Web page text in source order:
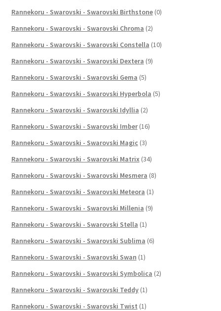
Rannekoru - Swarovski - Swarovski Birthstone (0)
Rannekoru - Swarovski - Swarovski Chroma (2)
Rannekoru - Swarovski - Swarovski Constella (10)
Rannekoru - Swarovski - Swarovski Dextera (9)
Rannekoru - Swarovski - Swarovski Gema (5)
Rannekoru - Swarovski - Swarovski Hyperbola (5)
Rannekoru - Swarovski - Swarovski Idyllia (2)
Rannekoru - Swarovski - Swarovski Imber (16)
Rannekoru - Swarovski - Swarovski Magic (3)
Rannekoru - Swarovski - Swarovski Matrix (34)
Rannekoru - Swarovski - Swarovski Mesmera (8)
Rannekoru - Swarovski - Swarovski Meteora (1)
Rannekoru - Swarovski - Swarovski Millenia (9)
Rannekoru - Swarovski - Swarovski Stella (1)
Rannekoru - Swarovski - Swarovski Sublima (6)
Rannekoru - Swarovski - Swarovski Swan (1)
Rannekoru - Swarovski - Swarovski Symbolica (2)
Rannekoru - Swarovski - Swarovski Teddy (1)
Rannekoru - Swarovski - Swarovski Twist (1)